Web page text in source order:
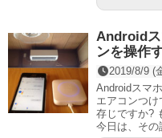
Android
ンを操作
2019/8/9 (
Androidスマ
エアコンつ
存じですか?
今日は、その